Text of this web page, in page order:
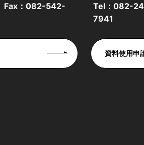
Fax：082-542-
Tel： 082-
7941
資料使用申